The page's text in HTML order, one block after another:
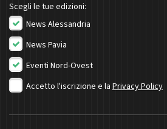
Scegli le tue edizioni:
News Alessandria
News Pavia
Eventi Nord-Ovest
Accetto l'iscrizione e la Privacy Policy